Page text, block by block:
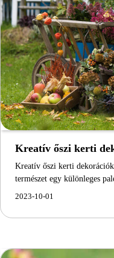
Kreatív őszi kerti
Kreatív őszi kerti
természet egy különleges
2023-10-01